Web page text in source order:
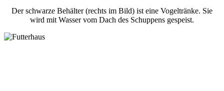
Der schwarze Behälter (rechts im Bild) ist eine Vogeltränke. Sie
wird mit Wasser vom Dach des Schuppens gespeist.